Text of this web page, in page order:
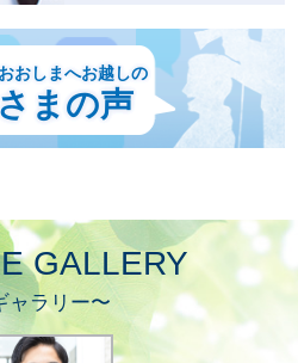
おしまへお越しの
まの声
GALLERY
ャラリー〜